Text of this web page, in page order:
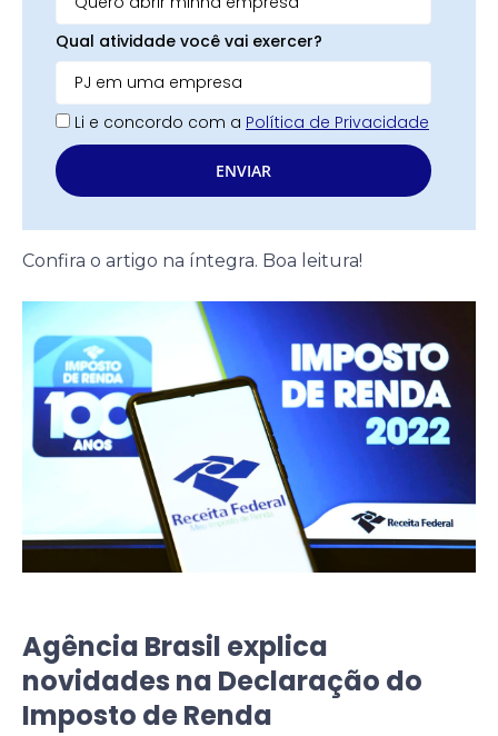
Qual atividade você vai exercer?
Li e concordo com a Política de Privacidade
ENVIAR
Confira o artigo na íntegra. Boa leitura!
Agência Brasil explica
novidades na Declaração do
Imposto de Renda